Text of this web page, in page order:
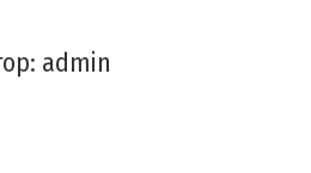
admin